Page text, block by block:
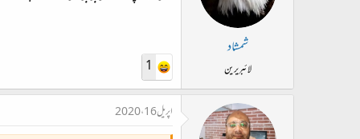
شمشاد
لائبریرین 1
اپریل 16، 2020